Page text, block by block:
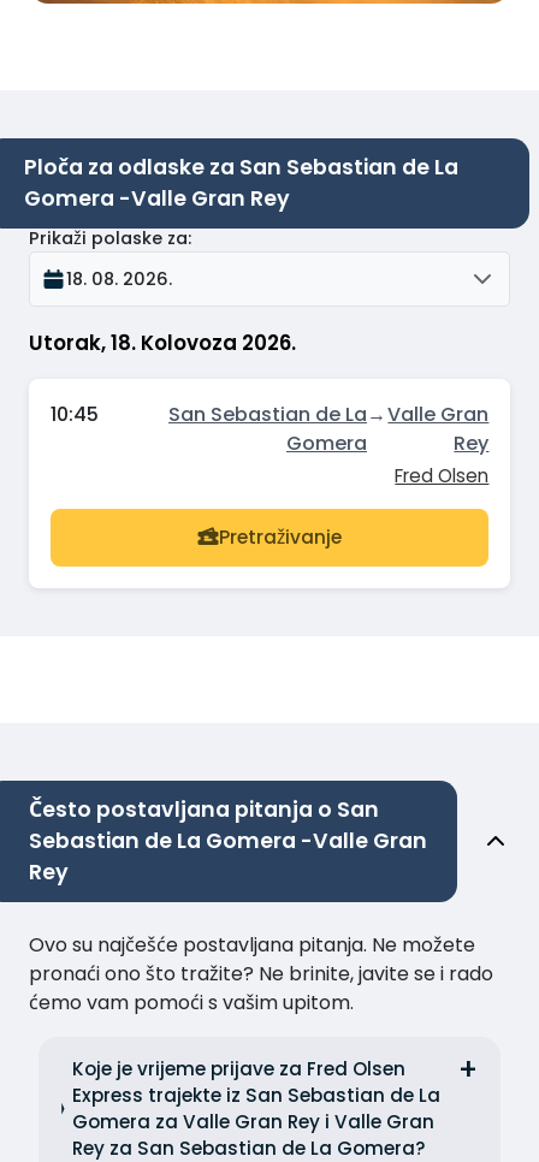
Ploča za odlaske za San Sebastian de La
Gomera -Valle Gran Rey
Utorak, 18. Kolovoza 2026.
Prikaži polaske za:
18. 08. 2026.
10:45
San Sebastian de La
Gomera
→Valle Gran
Rey
Fred Olsen
Pretraživanje
Često postavljana pitanja o San
Sebastian de La Gomera -Valle Gran
Rey
Ovo su najčešće postavljana pitanja. Ne možete
pronaći ono što tražite? Ne brinite, javite se i rado
ćemo vam pomoći s vašim upitom.
Koje je vrijeme prijave za Fred Olsen
Express trajekte iz San Sebastian de La
Gomera za Valle Gran Rey i Valle Gran
Rey za San Sebastian de La Gomera?